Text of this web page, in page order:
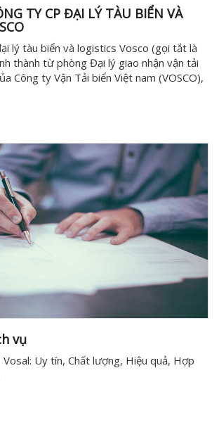
TY CP ĐẠI LÝ TÀU BIỂN VÀ
lý tàu biển và logistics Vosco (gọi tắt là
thành từ phòng Đại lý giao nhận vận tải
Công ty Vận Tải biển Việt nam (VOSCO),
vụ
Uy tín, Chất lượng, Hiệu quả, Hợp